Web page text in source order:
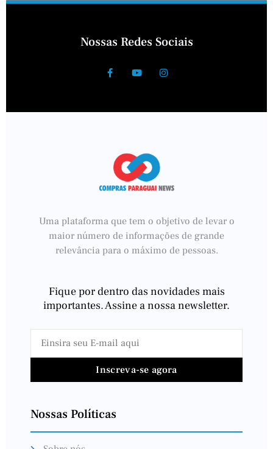
Nossas Redes Sociais
Uma plataforma que tem o objetivo de levar o
maior número de informações de grande
relevância para o máximo de pessoas.
Fique por dentro das novidades mais
importantes. Assine a nossa newsletter.
Inscreva-se agora
Nossas Políticas